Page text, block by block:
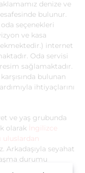
denize ve
bulunur.
seçenekleri
ve kasa
internet
Oda servisi
sağlamaktadır.
bulunan
ihtiyaçlarını
ve yaş grubunda
olarak İngilizce
uluslardan
Arkadaşıyla seyahat
durumu